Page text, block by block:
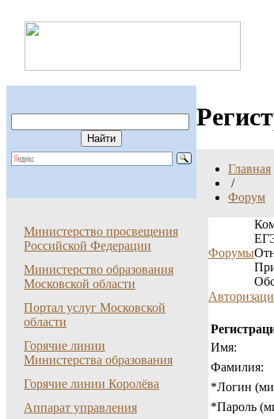
Главная
/
Форум
Министерство просвещения
Российской Федерации
Министерство образования
Московской области
Портал услуг Московской
области
Горячие линии
Министерства образования
Горячие линии Королёва
Аппарат управления
Форумы
Имя:
Фамилия:
*Логин
*Пароль